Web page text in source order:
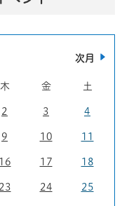
次月
木 金 土
2 3 4
9 10 11
16 17 18
23 24 25